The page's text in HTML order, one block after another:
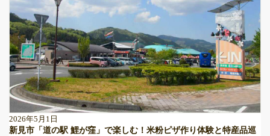
2026年5月1日
新見市「道の駅 鯉が窪」で楽しむ！米粉ピザ作り体験と特産品巡